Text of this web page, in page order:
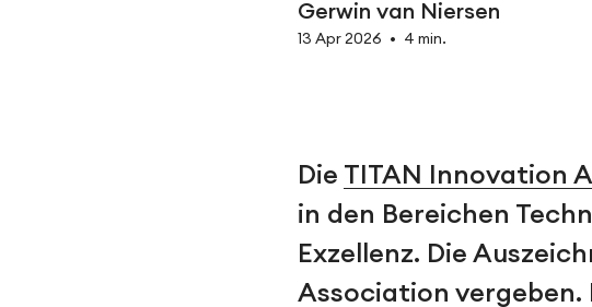
Gerwin van Niersen
13 Apr 2026 • 4 min.
Die TITAN Innovation
in den Bereichen
Exzellenz. Die
Association vergeben.